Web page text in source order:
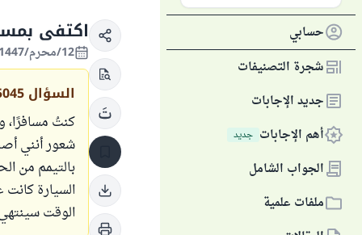
حسابي
شجرة التصنيفات
جديد الإجابات
أهم الإجابات جديد
الجواب الشامل
ملفات علمية
اكتفى
12/محرم/1447 الموافق 07/يوليو/2025
السؤال
كنتُ مسافرًا،
شعور أنني
بالتيمم من
السيارة
الوقت